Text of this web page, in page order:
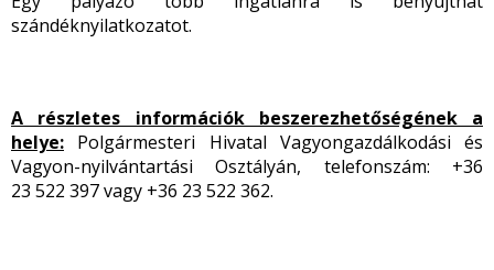
szándéknyilatkozatot.
A részletes információk beszerezhetőségének a
helye: Polgármesteri Hivatal Vagyongazdálkodási és
Vagyon-nyilvántartási Osztályán, telefonszám: +36
23 522 397 vagy +36 23 522 362.